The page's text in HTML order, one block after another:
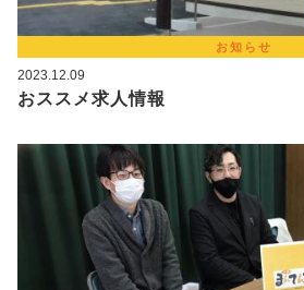
お知らせ
2023.12.09
おススメ求人情報